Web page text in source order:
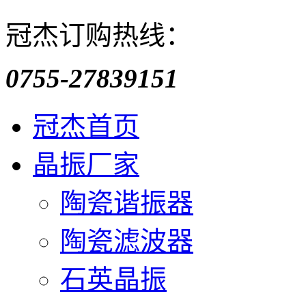
冠杰订购热线：
0755-27839151
冠杰首页
晶振厂家
陶瓷谐振器
陶瓷滤波器
石英晶振